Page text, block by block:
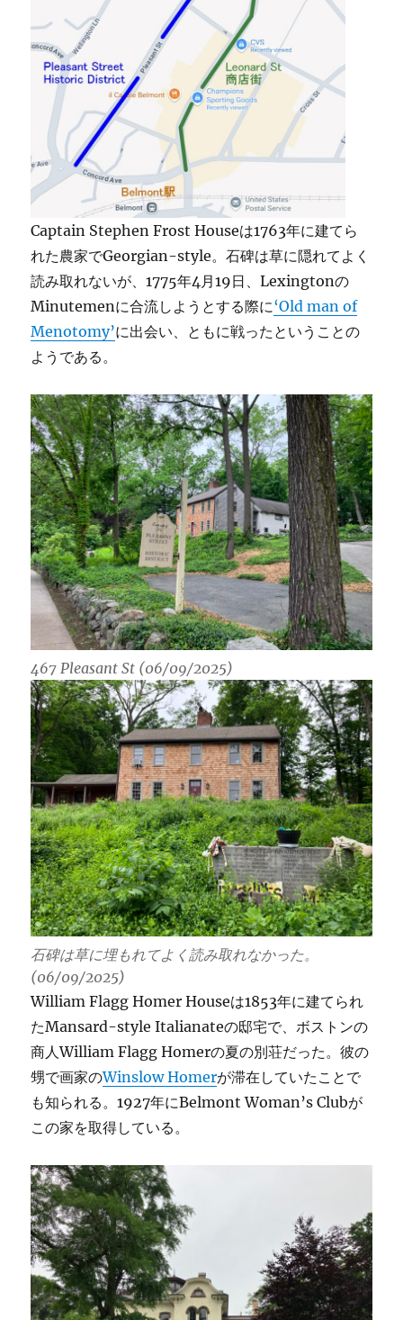
Captain Stephen Frost Houseは1763年に建てら
れた農家でGeorgian-style。石碑は草に隠れてよく
読み取れないが、1775年4月19日、Lexingtonの
Minutemenに合流しようとする際に‘Old man of
Menotomy’に出会い、ともに戦ったということの
ようである。
467 Pleasant St (06/09/2025)
石碑は草に埋もれてよく読み取れなかった。
(06/09/2025)
William Flagg Homer Houseは1853年に建てられ
たMansard-style Italianateの邸宅で、ボストンの
商人William Flagg Homerの夏の別荘だった。彼の
甥で画家のWinslow Homerが滞在していたことで
も知られる。1927年にBelmont Woman’s Clubが
この家を取得している。